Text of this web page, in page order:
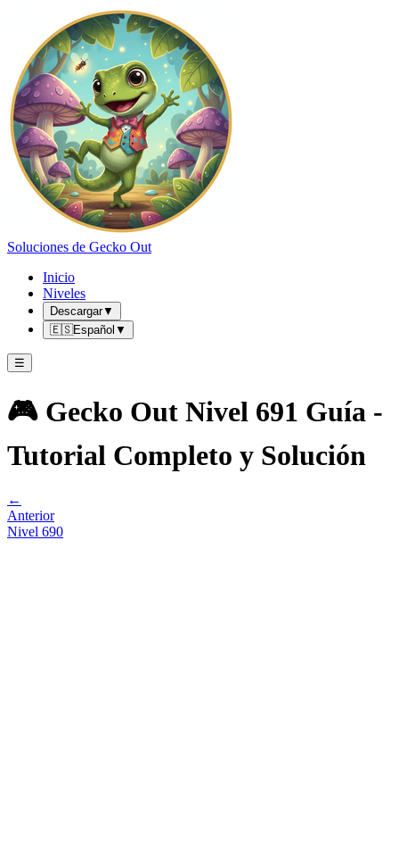
Soluciones de Gecko Out
Inicio
Niveles
Descargar▼
🇪🇸Español ▼
☰
🎮 Gecko Out Nivel 691 Guía -
Tutorial Completo y Solución
←
Anterior
Nivel 690